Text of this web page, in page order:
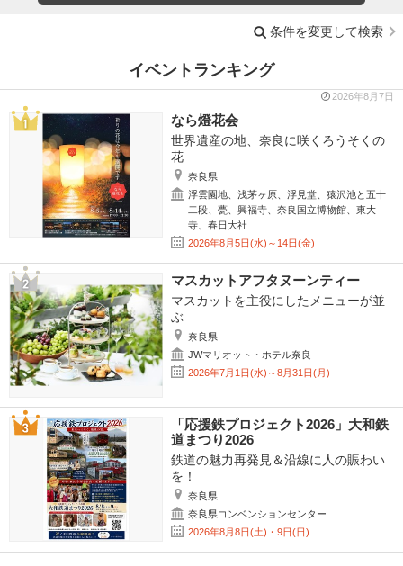
条件を変更して検索
イベントランキング
2026年8月7日
なら燈花会
世界遺産の地、奈良に咲くろうそくの
花
奈良県
浮雲園地、浅茅ヶ原、浮見堂、猿沢池と五十
二段、甍、興福寺、奈良国立博物館、東大
寺、春日大社
2026年8月5日(水)～14日(金)
マスカットアフタヌーンティー
マスカットを主役にしたメニューが並
ぶ
奈良県
JWマリオット・ホテル奈良
2026年7月1日(水)～8月31日(月)
「応援鉄プロジェクト2026」大和鉄
道まつり2026
鉄道の魅力再発見＆沿線に人の賑わい
を！
奈良県
奈良県コンベンションセンター
2026年8月8日(土)・9日(日)